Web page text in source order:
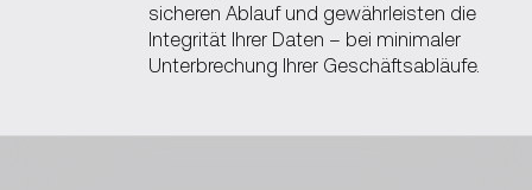
sicheren Ablauf und gewährleisten die
Integrität Ihrer Daten – bei minimaler
Unterbrechung Ihrer Geschäftsabläufe.